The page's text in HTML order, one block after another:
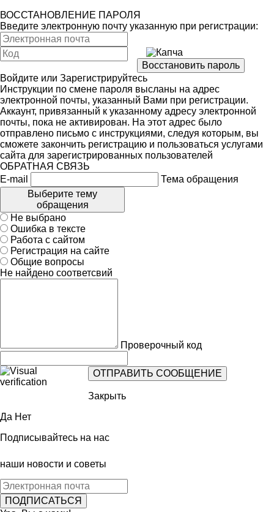
ВОССТАНОВЛЕНИЕ ПАРОЛЯ
Введите электронную почту указанную при регистрации:
Войдите или Зарегистрируйтесь
Инструкции по смене пароля высланы на адрес
электронной почты, указанный Вами при регистрации.
Аккаунт, привязанный к указанному адресу электронной
почты, пока не активирован. На этот адрес было
отправлено письмо с инструкциями, следуя которым, вы
сможете закончить регистрацию и пользоваться услугами
сайта для зарегистрированных пользователей
ОБРАТНАЯ СВЯЗЬ
E-mail
Тема обращения
Выберите тему
обращения
Не выбрано
Ошибка в тексте
Работа с сайтом
Регистрация на сайте
Общие вопросы
Не найдено соответсвий
Проверочный код
Закрыть
Да Нет
Подписывайтесь на нас
наши новости и советы